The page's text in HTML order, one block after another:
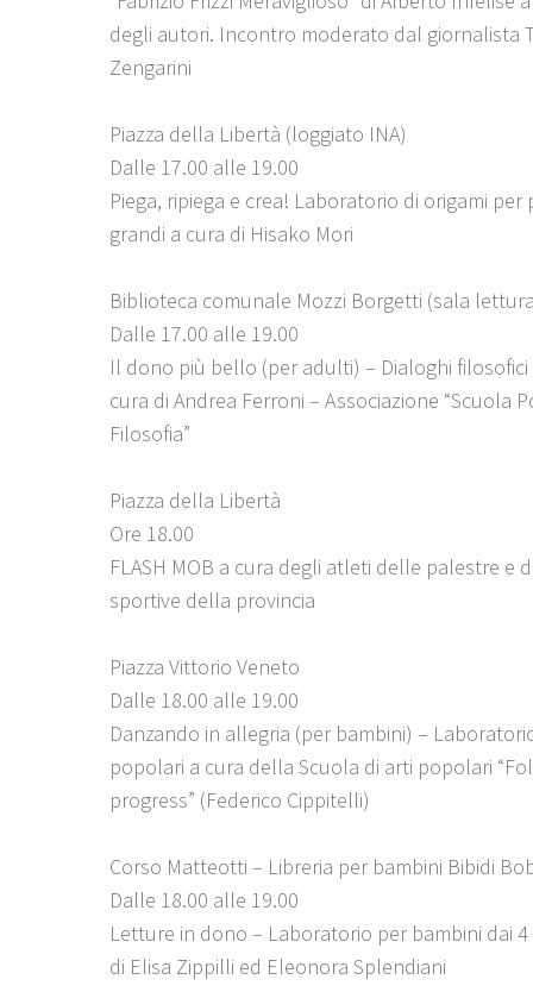
degli autori. Incontro moderato dal giornalista
Zengarini
Piazza della Libertà (loggiato INA)
Dalle 17.00 alle 19.00
Piega, ripiega e crea! Laboratorio di origami per
grandi a cura di Hisako Mori
Biblioteca comunale Mozzi Borgetti (sala
Dalle 17.00 alle 19.00
Il dono più bello (per adulti) – Dialoghi
cura di Andrea Ferroni – Associazione “Scuola
Filosofia”
Piazza della Libertà
Ore 18.00
FLASH MOB a cura degli atleti delle palestre e
sportive della provincia
Piazza Vittorio Veneto
Dalle 18.00 alle 19.00
Danzando in allegria (per bambini) –
popolari a cura della Scuola di arti popolari
progress” (Federico Cippitelli)
Corso Matteotti – Libreria per bambini Bibidi
Dalle 18.00 alle 19.00
Letture in dono – Laboratorio per bambini dai
di Elisa Zippilli ed Eleonora Splendiani